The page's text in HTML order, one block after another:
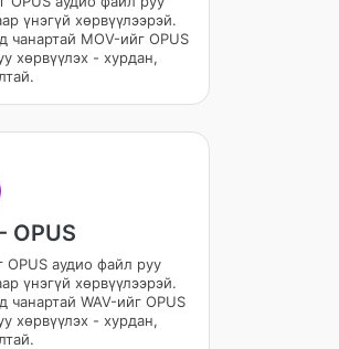
үнэгүй хөрвүүлээрэй.
чанартай MOV-ийг OPUS
хөрвүүлэх - хурдан,
OPUS
OPUS аудио файл руу
үнэгүй хөрвүүлээрэй.
чанартай WAV-ийг OPUS
хөрвүүлэх - хурдан,